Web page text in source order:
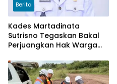
Berita
Kades Martadinata
Sutrisno Tegaskan Bakal
Perjuangkan Hak Warga
Kutim